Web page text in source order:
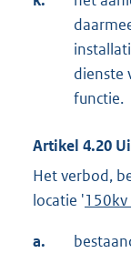
dienste
functie.
Artikel 4.20
Het verbod,
locatie '
a.